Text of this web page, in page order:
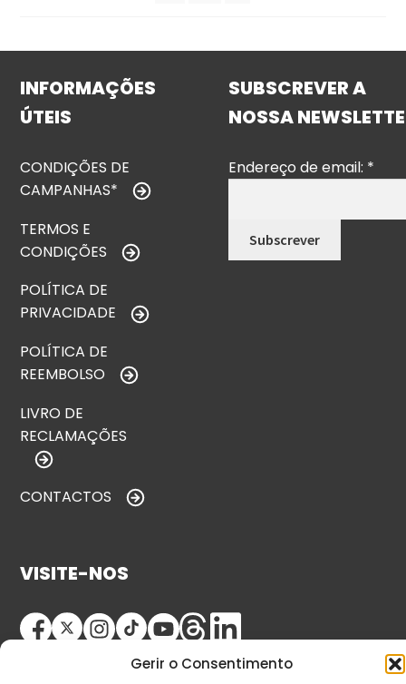
Gerir o Consentimento
INFORMAÇÕES
ÚTEIS
CONDIÇÕES DE
CAMPANHAS*
TERMOS E
CONDIÇÕES
POLÍTICA DE
PRIVACIDADE
POLÍTICA DE
REEMBOLSO
LIVRO DE
RECLAMAÇÕES
CONTACTOS
SUBSCREVER A
NOSSA
Endereço de email: *
VISITE-NOS